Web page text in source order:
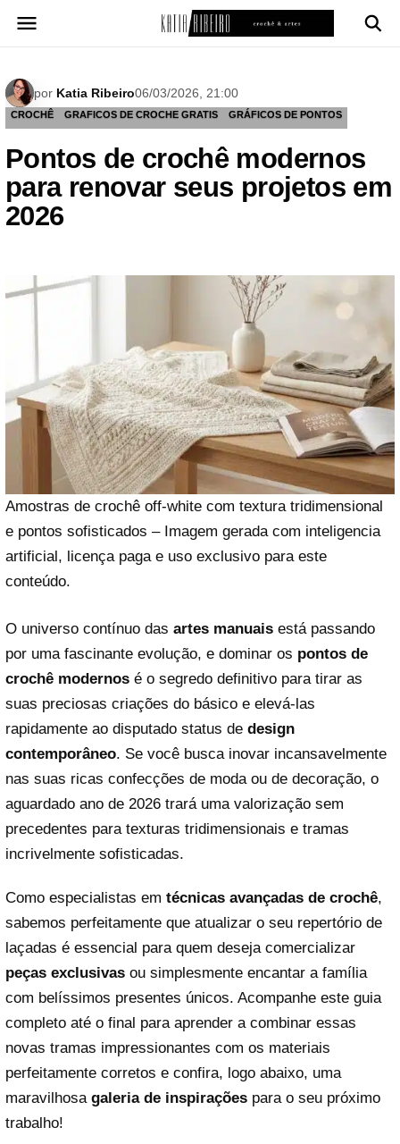
para
por Katia Ribeiro06/03/2026, 21:00
CROCHÊ GRAFICOS DE CROCHE GRATIS GRÁFICOS DE PONTOS
Pontos de crochê modernos
para renovar seus projetos em
2026
Amostras de crochê off-white com textura tridimensional
e pontos sofisticados – Imagem gerada com inteligencia
artificial, licença paga e uso exclusivo para este
conteúdo.
O universo contínuo das artes manuais está passando
por uma fascinante evolução, e dominar os pontos de
crochê modernos é o segredo definitivo para tirar as
suas preciosas criações do básico e elevá-las
rapidamente ao disputado status de design
contemporâneo. Se você busca inovar incansavelmente
nas suas ricas confecções de moda ou de decoração, o
aguardado ano de 2026 trará uma valorização sem
precedentes para texturas tridimensionais e tramas
incrivelmente sofisticadas.
Como especialistas em técnicas avançadas de crochê,
sabemos perfeitamente que atualizar o seu repertório de
laçadas é essencial para quem deseja comercializar
peças exclusivas ou simplesmente encantar a família
com belíssimos presentes únicos. Acompanhe este guia
completo até o final para aprender a combinar essas
novas tramas impressionantes com os materiais
perfeitamente corretos e confira, logo abaixo, uma
maravilhosa galeria de inspirações para o seu próximo
trabalho!